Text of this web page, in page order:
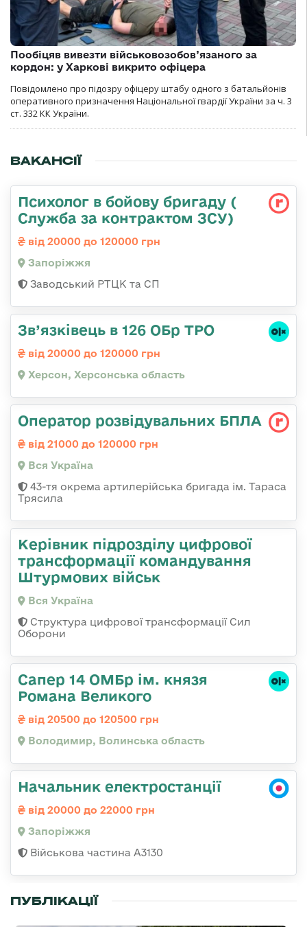
Пообіцяв вивезти військовозобов’язаного за
кордон: у Харкові викрито офіцера
Повідомлено про підозру офіцеру штабу одного з батальйонів
оперативного призначення Національної гвардії України за ч. 3
ст. 332 КК України.
ВАКАНСІЇ
Психолог в бойову бригаду (
Служба за контрактом ЗСУ)
від 20000 до 120000 грн
Запоріжжя
Заводський РТЦК та СП
Зв’язківець в 126 ОБр ТРО
від 20000 до 120000 грн
Херсон, Херсонська область
Оператор розвідувальних БПЛА
від 21000 до 120000 грн
Вся Україна
43-тя окрема артилерійська бригада ім. Тараса
Трясила
Керівник підрозділу цифрової
трансформації командування
Штурмових військ
Вся Україна
Структура цифрової трансформації Сил
Оборони
Сапер 14 ОМБр ім. князя
Романа Великого
від 20500 до 120500 грн
Володимир, Волинська область
Начальник електростанції
від 20000 до 22000 грн
Запоріжжя
Військова частина А3130
ПУБЛІКАЦІЇ